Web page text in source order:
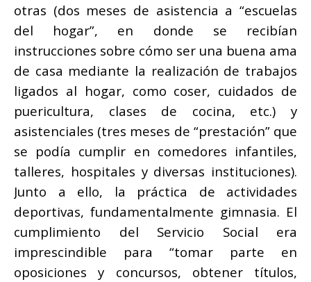
otras (dos meses de asistencia a “escuelas
del hogar”, en donde se recibían
instrucciones sobre cómo ser una buena ama
de casa mediante la realización de trabajos
ligados al hogar, como coser, cuidados de
puericultura, clases de cocina, etc.) y
asistenciales (tres meses de “prestación” que
se podía cumplir en comedores infantiles,
talleres, hospitales y diversas instituciones).
Junto a ello, la práctica de actividades
deportivas, fundamentalmente gimnasia. El
cumplimiento del Servicio Social era
imprescindible para “tomar parte en
oposiciones y concursos, obtener títulos,